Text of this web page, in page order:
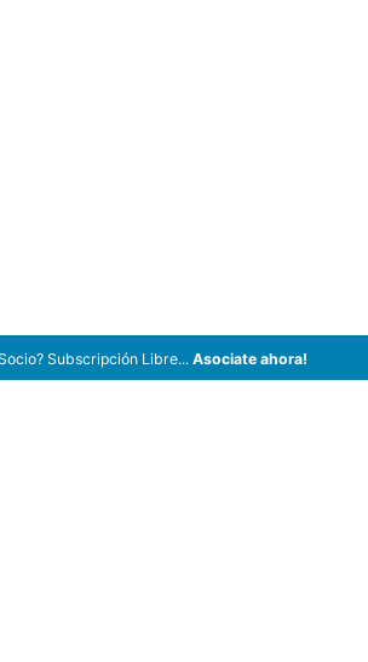
Subscripción Libre... Asociate ahora!